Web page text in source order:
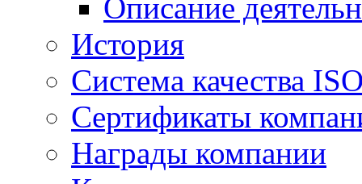
Описание
История
Система качества
Сертификаты
Награды компании